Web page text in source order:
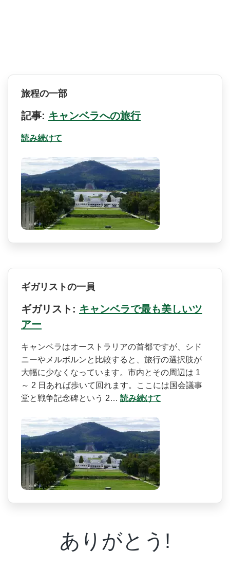
旅程の一部
記事: キャンベラへの旅行
読み続けて
ギガリストの一員
ギガリスト: キャンベラで最も美しいツ
アー
キャンベラはオーストラリア­の首都ですが、シド
ニーやメルボルンと比較すると、­旅行の選択肢が
大幅に少なくなっています。市内とそ­の周辺は 1
～ 2 日あれば歩いて回れます。こ­こには国会議事
堂と戦争記念碑という 2… 読み続けて
ありがとう!